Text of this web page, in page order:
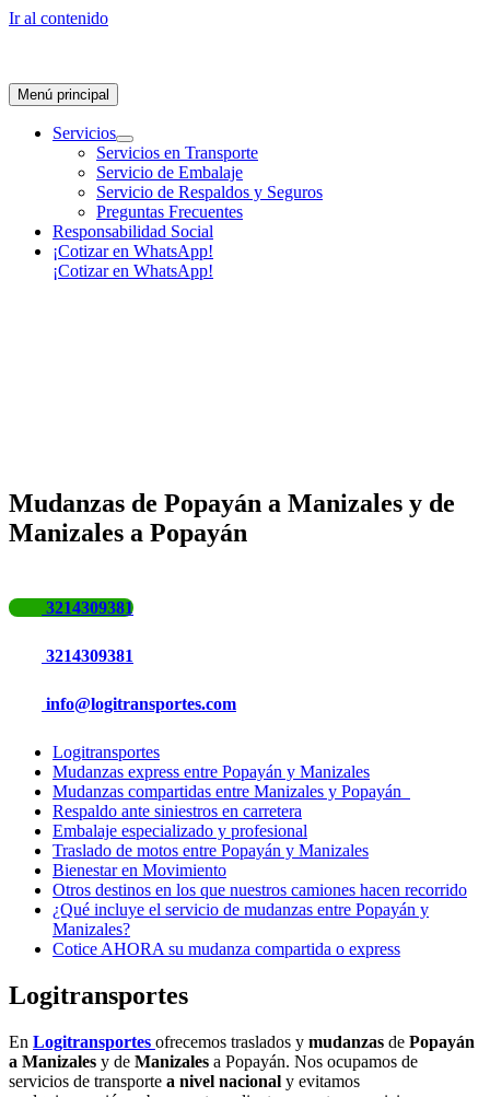
Ir al contenido
Menú principal
Servicios
Servicios en Transporte
Servicio de Embalaje
Servicio de Respaldos y Seguros
Preguntas Frecuentes
Responsabilidad Social
¡Cotizar en WhatsApp!
¡Cotizar en WhatsApp!
Mudanzas de Popayán a Manizales y de
Manizales a Popayán
3214309381
3214309381
info@logitransportes.com
Logitransportes
Mudanzas express entre Popayán y Manizales
Mudanzas compartidas entre Manizales y Popayán
Respaldo ante siniestros en carretera
Embalaje especializado y profesional
Traslado de motos entre Popayán y Manizales
Bienestar en Movimiento
Otros destinos en los que nuestros camiones hacen recorrido
¿Qué incluye el servicio de mudanzas entre Popayán y
Manizales?
Cotice AHORA su mudanza compartida o express
Logitransportes
En Logitransportes ofrecemos traslados y mudanzas de Popayán
a Manizales y de Manizales a Popayán. Nos ocupamos de
servicios de transporte a nivel nacional y evitamos